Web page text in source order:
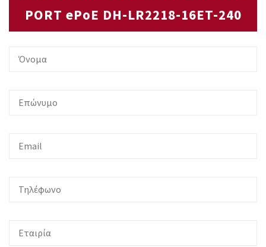
PORT ePoE DH-LR2218-16ET-240